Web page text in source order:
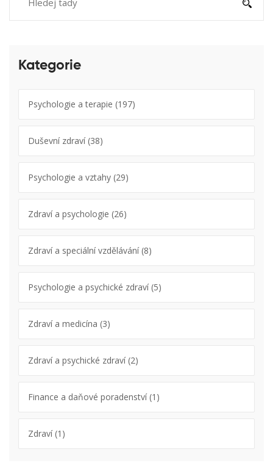
Kategorie
Psychologie a terapie (197)
Duševní zdraví(38)
Psychologie a vztahy (29)
Zdraví a psychologie (26)
Zdraví a speciální vzdělávání(8)
Psychologie a psychické zdraví(5)
Zdraví a medicína (3)
Zdraví a psychické zdraví(2)
Finance a daňové poradenství(1)
Zdraví(1)